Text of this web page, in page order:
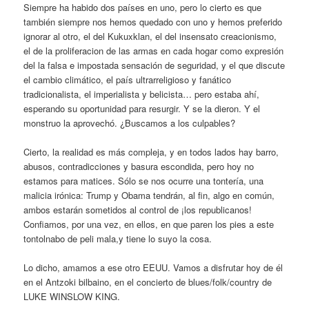
Siempre ha habido dos países en uno, pero lo cierto es que
también siempre nos hemos quedado con uno y hemos preferido
ignorar al otro, el del Kukuxklan, el del insensato creacionismo,
el de la proliferacion de las armas en cada hogar como expresión
del la falsa e impostada sensación de seguridad, y el que discute
el cambio climático, el país ultrarreligioso y fanático
tradicionalista, el imperialista y belicista… pero estaba ahí,
esperando su oportunidad para resurgir. Y se la dieron. Y el
monstruo la aprovechó. ¿Buscamos a los culpables?
Cierto, la realidad es más compleja, y en todos lados hay barro,
abusos, contradicciones y basura escondida, pero hoy no
estamos para matices. Sólo se nos ocurre una tontería, una
malicia irónica: Trump y Obama tendrán, al fin, algo en común,
ambos estarán sometidos al control de ¡los republicanos!
Confiamos, por una vez, en ellos, en que paren los pies a este
tontolnabo de peli mala,y tiene lo suyo la cosa.
Lo dicho, amamos a ese otro EEUU. Vamos a disfrutar hoy de él
en el Antzoki bilbaino, en el concierto de blues/folk/country de
LUKE WINSLOW KING.